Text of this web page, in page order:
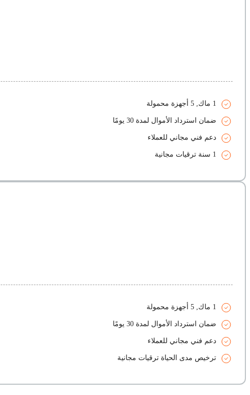
1 ماك, 5 أجهزة محمولة
ضمان استرداد الأموال لمدة 30 يومًا
دعم فني مجاني للعملاء
1 سنة ترقيات مجانية
1 ماك, 5 أجهزة محمولة
ضمان استرداد الأموال لمدة 30 يومًا
دعم فني مجاني للعملاء
ترخيص مدى الحياة ترقيات مجانية